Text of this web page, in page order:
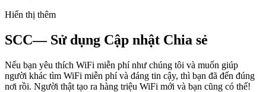
Hiển thị thêm
SCC— Sử dụng Cập nhật Chia sẻ
Nếu bạn yêu thích WiFi miễn phí như chúng tôi và muốn giúp
người khác tìm WiFi miễn phí và đáng tin cậy, thì bạn đã đến đúng
nơi rồi. Người thật tạo ra hàng triệu WiFi mới và bạn cũng có thể!